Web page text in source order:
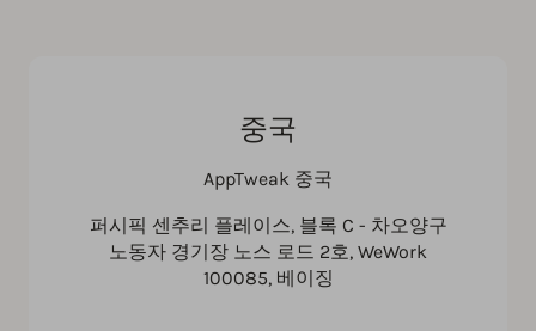
중국
AppTweak 중국
퍼시픽 센추리 플레이스, 블록 C - 차오양구
노동자 경기장 노스 로드 2호, WeWork
100085, 베이징